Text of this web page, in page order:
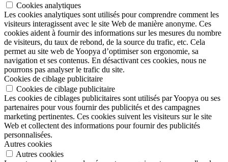
Cookies analytiques
Les cookies analytiques sont utilisés pour comprendre comment les
visiteurs interagissent avec le site Web de manière anonyme. Ces
cookies aident à fournir des informations sur les mesures du nombre
de visiteurs, du taux de rebond, de la source du trafic, etc. Cela
permet au site web de Yoopya d’optimiser son ergonomie, sa
navigation et ses contenus. En désactivant ces cookies, nous ne
pourrons pas analyser le trafic du site.
Cookies de ciblage publicitaire
Cookies de ciblage publicitaire
Les cookies de ciblages publicitaires sont utilisés par Yoopya ou ses
partenaires pour vous fournir des publicités et des campagnes
marketing pertinentes. Ces cookies suivent les visiteurs sur le site
Web et collectent des informations pour fournir des publicités
personnalisées.
Autres cookies
Autres cookies